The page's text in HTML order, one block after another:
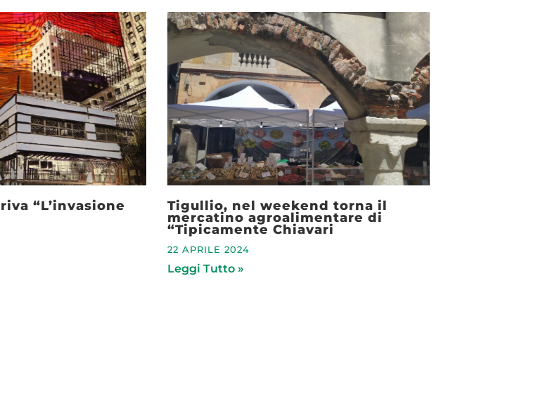
“L’invasione
Tigullio, nel weekend torna il
mercatino agroalimentare di
“Tipicamente Chiavari
22 APRILE 2024
Leggi Tutto »